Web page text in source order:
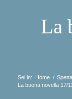
La
Sei in: Home /
La buona novella 17/